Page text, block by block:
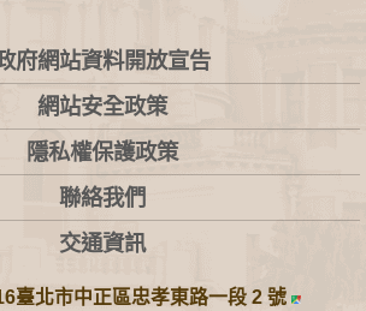
府網站資料開放宣告
網站安全政策
隱私權保護政策
聯絡我們
交通資訊
臺北市中正區忠孝東路一段 2 號